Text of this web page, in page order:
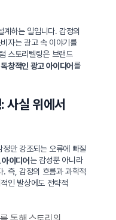
계하는 일입니다. 감정의
자는 광고 속 이야기를
스토리텔링은 브랜드
독창적인 광고 아이디어 를
사실 위에서
만 강조되는 오류에 빠질
이디어는 감성뿐 아니라
. 즉, 감정의 흐름과 과학적
인 발상에도 전략적